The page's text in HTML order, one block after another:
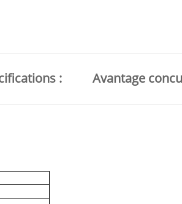
: Avantage